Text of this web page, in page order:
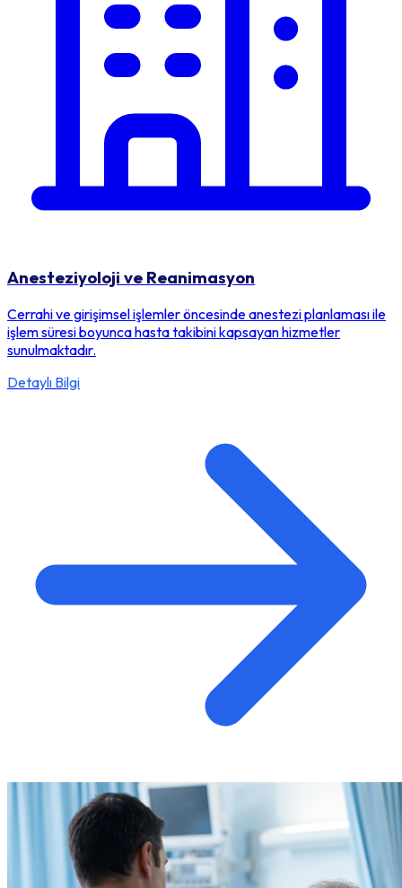
Anesteziyoloji ve Reanimasyon
Cerrahi ve girişimsel işlemler öncesinde anestezi planlaması ile
işlem süresi boyunca hasta takibini kapsayan hizmetler
sunulmaktadır.
Detaylı Bilgi